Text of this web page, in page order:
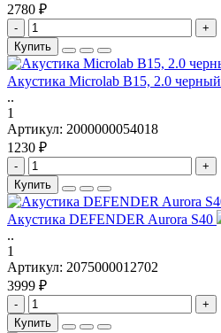
2780 ₽
-
+
Купить
Акустика Microlab B15, 2.0 черный
..
1
Артикул: 2000000054018
1230 ₽
-
+
Купить
Акустика DEFENDER Aurora S40
..
1
Артикул: 2075000012702
3999 ₽
-
+
Купить